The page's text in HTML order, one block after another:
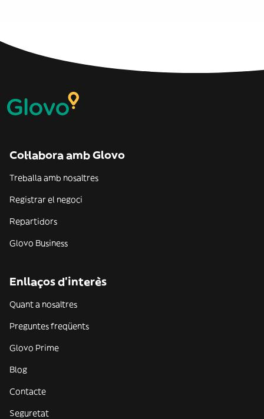
Col·labora amb Glovo
Treballa amb nosaltres
Registrar el negoci
Repartidors
Glovo Business
Enllaços d'interès
Quant a nosaltres
Preguntes freqüents
Glovo Prime
Blog
Contacte
Seguretat